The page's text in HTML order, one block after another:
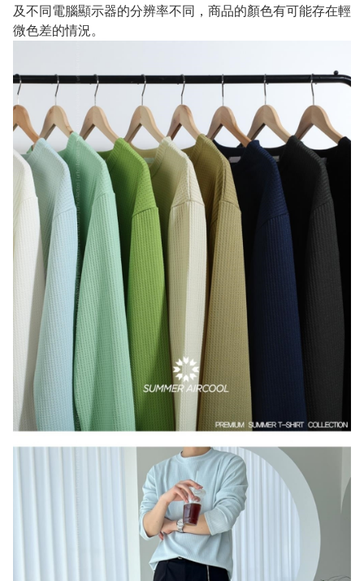
及不同電腦顯示器的分辨率不同，商品的顏色有可能存在輕
微色差的情況。